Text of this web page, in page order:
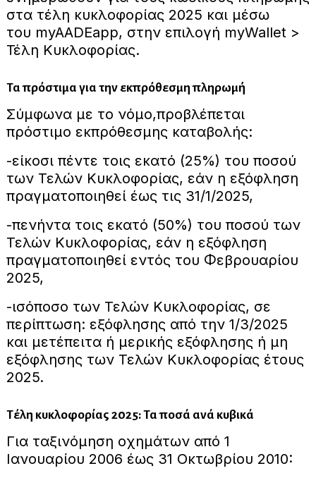
στα τέλη κυκλοφορίας 2025 και μέσω
του myAADEapp, στην επιλογή myWallet >
Τέλη Κυκλοφορίας.
Τα πρόστιμα για την εκπρόθεσμη πληρωμή
Σύμφωνα με το νόμο,προβλέπεται
πρόστιμο εκπρόθεσμης καταβολής:
-είκοσι πέντε τοις εκατό (25%) του ποσού
των Τελών Κυκλοφορίας, εάν η εξόφληση
πραγματοποιηθεί έως τις 31/1/2025,
-πενήντα τοις εκατό (50%) του ποσού των
Τελών Κυκλοφορίας, εάν η εξόφληση
πραγματοποιηθεί εντός του Φεβρουαρίου
2025,
-ισόποσο των Τελών Κυκλοφορίας, σε
περίπτωση: εξόφλησης από την 1/3/2025
και μετέπειτα ή μερικής εξόφλησης ή μη
εξόφλησης των Τελών Κυκλοφορίας έτους
2025.
Τέλη κυκλοφορίας 2025: Τα ποσά ανά κυβικά
Για ταξινόμηση οχημάτων από 1
Ιανουαρίου 2006 έως 31 Οκτωβρίου 2010: